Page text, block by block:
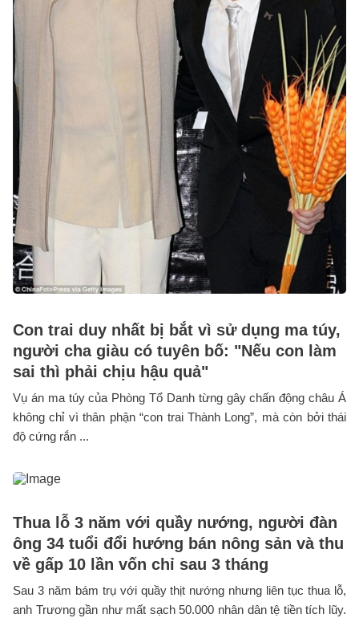
Con trai duy nhất bị bắt vì sử dụng ma túy,
người cha giàu có tuyên bố: "Nếu con làm
sai thì phải chịu hậu quả"
Vụ án ma túy của Phòng Tổ Danh từng gây chấn động châu Á
không chỉ vì thân phận “con trai Thành Long”, mà còn bởi thái
độ cứng rắn ...
Thua lỗ 3 năm với quầy nướng, người đàn
ông 34 tuổi đổi hướng bán nông sản và thu
về gấp 10 lần vốn chỉ sau 3 tháng
Sau 3 năm bám trụ với quầy thịt nướng nhưng liên tục thua lỗ,
anh Trương gần như mất sạch 50.000 nhân dân tệ tiền tích lũy.